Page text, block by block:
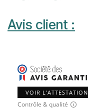
Avis client :
VOIR L'ATTESTATION
Contrôle & qualité